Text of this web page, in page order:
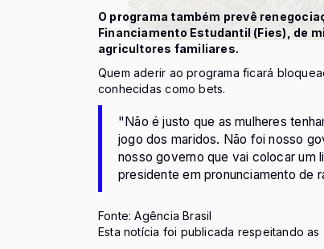
O programa também prevê
Financiamento Estudantil (Fies), de
agricultores familiares.
Quem aderir ao programa ficará
conhecidas como bets.
"Não é justo que as mulheres
jogo dos maridos. Não foi nosso
nosso governo que vai colocar um
presidente em pronunciamento de
Fonte: Agência Brasil
Esta notícia foi publicada respeitando as